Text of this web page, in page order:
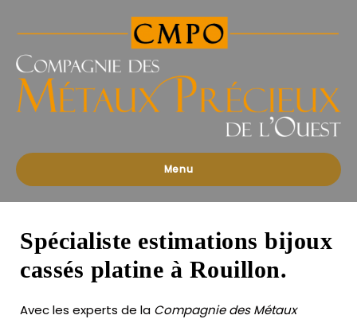
des
Précieux
l'Ouest
Menu
Spécialiste estimations bijoux
cassés platine à Rouillon.
Avec les experts de la Compagnie des Métaux